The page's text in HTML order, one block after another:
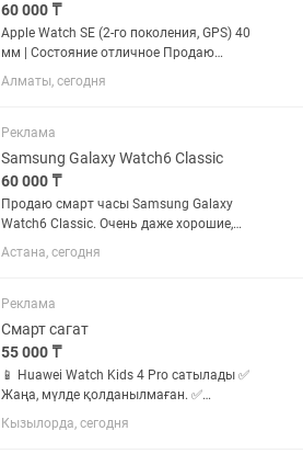
60 000 ₸
Apple Watch SE (2-го поколения, GPS) 40
мм | Состояние отличное Продаю
Apple Watch SE 2-го поколения (GPS), 40
мм, алюминиевый корпус. Часы
без каких-либо...
Алматы, сегодня
Реклама
Samsung Galaxy Watch6 Classic
60 000 ₸
Продаю смарт часы Samsung Galaxy
Watch6 Classic. Очень даже хорошие,
вращающийся безель это вообще
мощь, делает использование в разы
яркий, интерфейс удобный,...
Астана, сегодня
Реклама
Смарт сагат
55 000 ₸
📱 Huawei Watch Kids 4 Pro сатылады ✅
Жаңа, мүлде қолданылмаған. ✅
Қорабы толық, барлық керек-
жарақтары бар. ✅ Түсі – қызғылт. ✅
Кызылорда, сегодня